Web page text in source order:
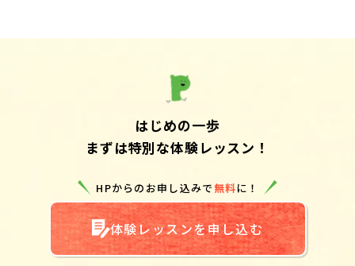
はじめの一歩
まずは特別な体験レッスン！
HPからのお申し込みで無料に！
体験レッスンを申し込む